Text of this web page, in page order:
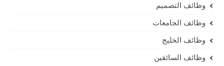
وظائف التصميم
وظائف الجامعات
وظائف الخليج
وظائف السائقين